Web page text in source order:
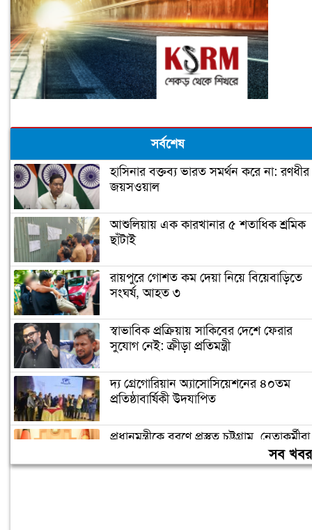
সর্বশেষ
হাসিনার বক্তব্য ভারত সমর্থন করে না: রণধীর
জয়সওয়াল
আশুলিয়ায় এক কারখানার ৫ শতাধিক শ্রমিক
ছাঁটাই
রায়পুরে গোশত কম দেয়া নিয়ে বিয়েবাড়িতে
সংঘর্ষ, আহত ৩
স্বাভাবিক প্রক্রিয়ায় সাকিবের দেশে ফেরার
সুযোগ নেই: ক্রীড়া প্রতিমন্ত্রী
দ্য গ্রেগোরিয়ান অ্যাসোসিয়েশনের ৪০তম
প্রতিষ্ঠাবার্ষিকী উদযাপিত
প্রধানমন্ত্রীকে বরণে প্রস্তুত চট্টগ্রাম, নেতাকর্মীরা
সব